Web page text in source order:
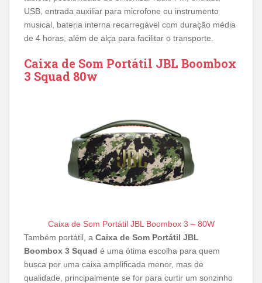
USB, entrada auxiliar para microfone ou instrumento
musical, bateria interna recarregável com duração média
de 4 horas, além de alça para facilitar o transporte.
Caixa de Som Portátil JBL Boombox
3 Squad 80w
Caixa de Som Portátil JBL Boombox 3 – 80W
Também portátil, a Caixa de Som Portátil JBL
Boombox 3 Squad é uma ótima escolha para quem
busca por uma caixa amplificada menor, mas de
qualidade, principalmente se for para curtir um sonzinho